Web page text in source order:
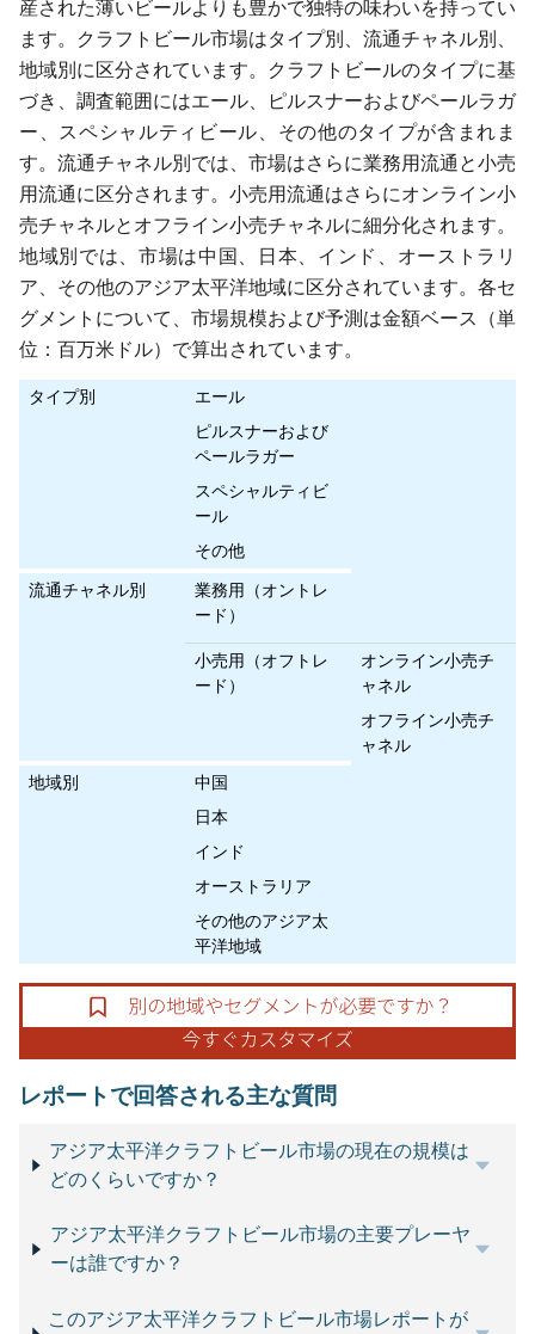
産された薄いビールよりも豊かで独特の味わいを持ってい
ます。クラフトビール市場はタイプ別、流通チャネル別、
地域別に区分されています。クラフトビールのタイプに基
づき、調査範囲にはエール、ピルスナーおよびペールラガ
ー、スペシャルティビール、その他のタイプが含まれま
す。流通チャネル別では、市場はさらに業務用流通と小売
用流通に区分されます。小売用流通はさらにオンライン小
売チャネルとオフライン小売チャネルに細分化されます。
地域別では、市場は中国、日本、インド、オーストラリ
ア、その他のアジア太平洋地域に区分されています。各セ
グメントについて、市場規模および予測は金額ベース（単
位：百万米ドル）で算出されています。
タイプ別
エール
ピルスナーおよび
ペールラガー
スペシャルティビ
ール
その他
流通チャネル別
業務用（オントレ
ード）
小売用（オフトレ
ード）
オンライン小売チ
ャネル
オフライン小売チ
ャネル
地域別
中国
日本
インド
オーストラリア
その他のアジア太
平洋地域
レポートで回答される主な質問
アジア太平洋クラフトビール市場の現在の規模は
どのくらいですか？
アジア太平洋クラフトビール市場の主要プレーヤ
ーは誰ですか？
このアジア太平洋クラフトビール市場レポートが